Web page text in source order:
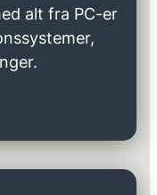
alt fra PC-er